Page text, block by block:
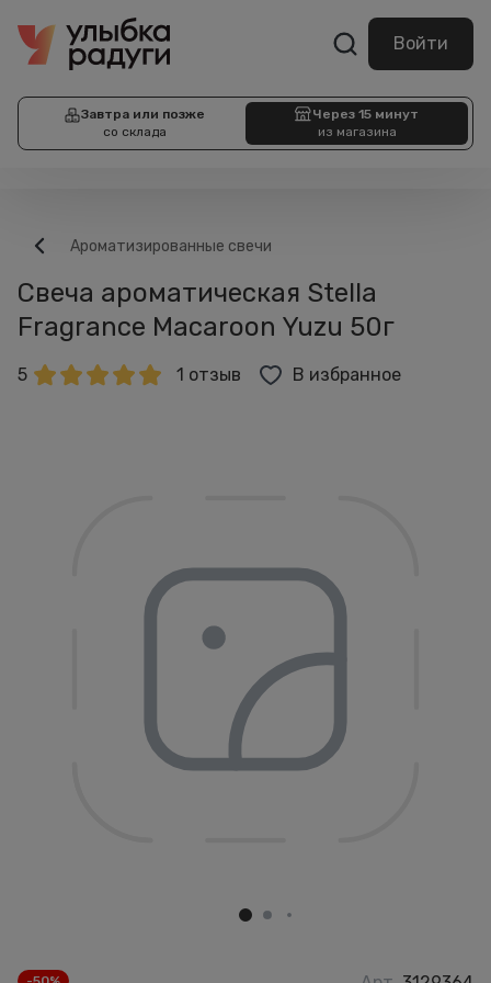
Войти
Завтра или позже
со склада
Через 15 минут
из магазина
Ароматизированные свечи
Свеча ароматическая Stella
Fragrance Macaroon Yuzu 50г
5 1 отзыв В избранное